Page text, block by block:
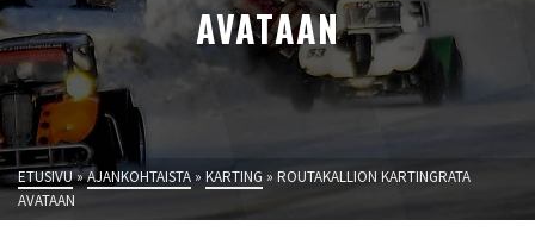
AVATAAN
ETUSIVU»AJANKOHTAISTA » KARTING » ROUTAKALLION KARTINGRATA
AVATAAN